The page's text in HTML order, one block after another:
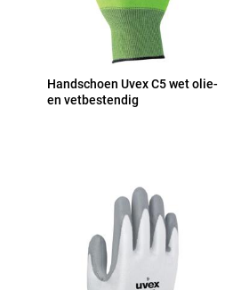
Handschoen Uvex C5 wet olie-
en vetbestendig